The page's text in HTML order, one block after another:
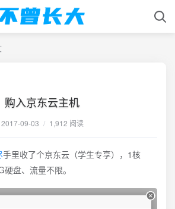
购入京东云主机
2017-09-03 / 1,912 阅读
手里收了个京东云（学生专享），1核
盘、流量不限。